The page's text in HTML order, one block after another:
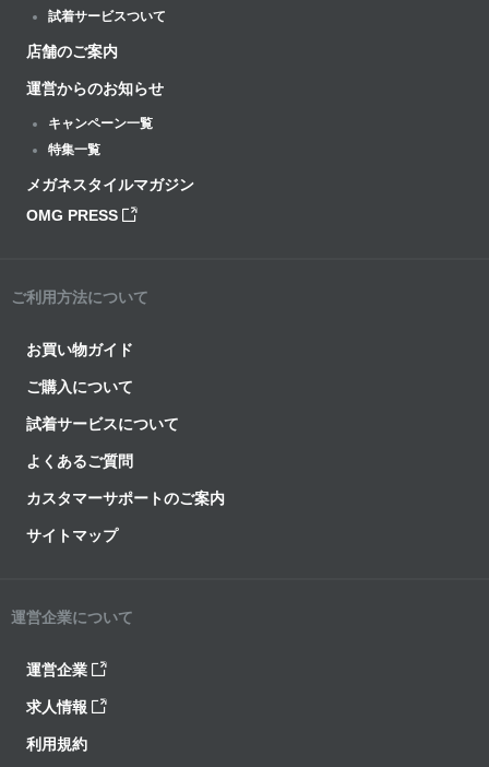
試着サービスついて
店舗のご案内
運営からのお知らせ
キャンペーン一覧
特集一覧
メガネスタイルマガジン
OMG PRESS
ご利用方法について
お買い物ガイド
ご購入について
試着サービスについて
よくあるご質問
カスタマーサポートのご案内
サイトマップ
運営企業について
運営企業
求人情報
利用規約